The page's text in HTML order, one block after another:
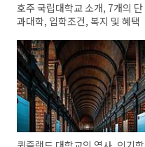
호주 국립대학교 소개, 7개의 단
과대학, 입학조건, 복지 및 혜택